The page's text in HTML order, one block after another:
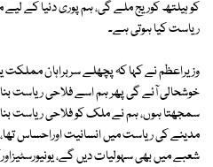
کو ہیلتھ کوریج ملے گی، ہم پوری دنیا کے
ریاست کیا ہوتی ہے۔
وزیراعظم نے کہا کہ پچھلے سربراہان
خوشحالی آئے گی پھر ہم اسے فلاحی ریاست
سمجھتا ہوں، ہم نے ملک کو فلاحی ریاست
مدینے کی ریاست میں انسانیت اوراحساس
شعبے میں بھی سہولیات دیں گے،